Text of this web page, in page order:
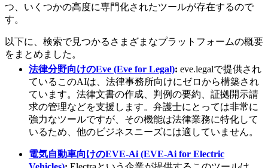
つ、いくつかの高度に専門化されたツールが存在するので
す。
以下に、検索で見つかるさまざまなプラットフォームの概要
をまとめました。
法律分野向けのEve (Eve for Legal): eve.legalで提供され
ているこのAIは、法律事務所向けにゼロから構築され
ています。法律文書の作成、判例の要約、証拠開示請
求の管理などを支援します。弁護士にとっては非常に
強力なツールですが、その機能は法律業務に特化して
いるため、他のビジネスニーズには適していません。
電気自動車向けのEVE-Ai (EVE-Ai for Electric